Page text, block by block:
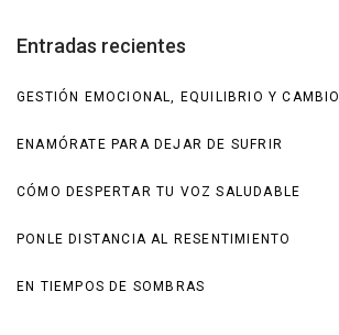
Entradas recientes
GESTIÓN EMOCIONAL, EQUILIBRIO Y CAMBIO
ENAMÓRATE PARA DEJAR DE SUFRIR
CÓMO DESPERTAR TU VOZ SALUDABLE
PONLE DISTANCIA AL RESENTIMIENTO
EN TIEMPOS DE SOMBRAS